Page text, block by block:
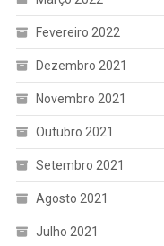
Fevereiro 2022
Dezembro 2021
Novembro 2021
Outubro 2021
Setembro 2021
Agosto 2021
Julho 2021